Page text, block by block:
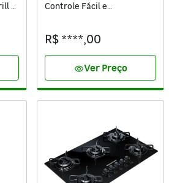
e
Controle Fácil e
Consul
R$ ****,00
visibilityVer Preço